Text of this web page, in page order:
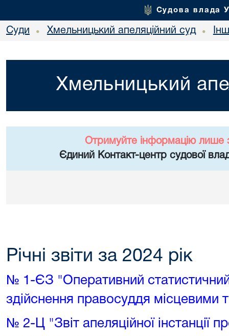
Судова влада
Суди • Хмельницький апеляційний суд •
Хмельницький
Отримуйте інформацію лише
Єдиний Контакт-центр судової
Річні звіти за 2024 рік
№ 1-ЄЗ "Оперативний
здійснення правосуддя місцевими
№ 2-Ц "Звіт апеляційної інстанції